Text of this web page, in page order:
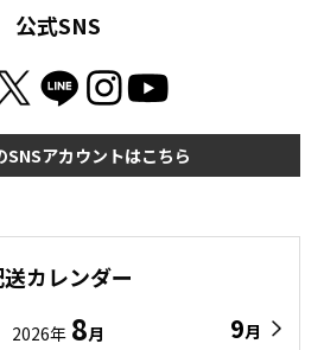
公式SNS
SNSアカウントはこちら
カレンダー
2026年 8月 9月